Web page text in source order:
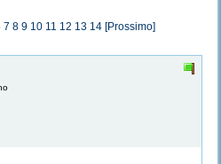
7 8 9 10 11 12 13 14 [Prossimo]